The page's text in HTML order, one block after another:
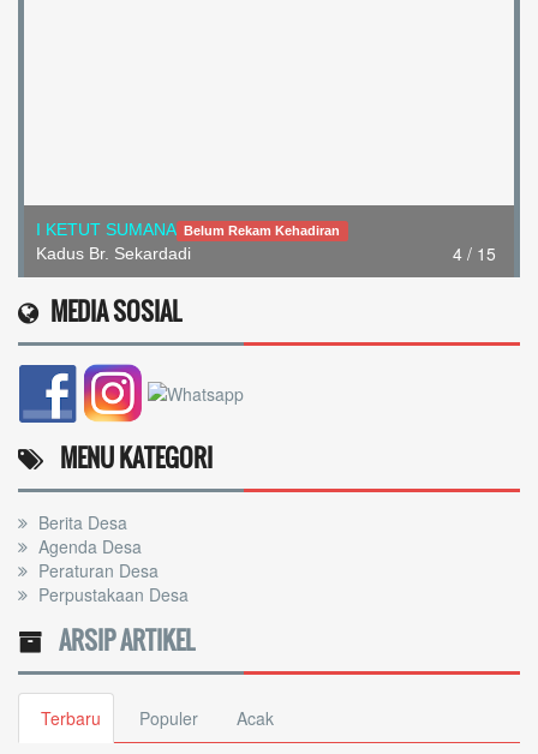
4 / 15
I KETUT SUMANA Belum Rekam Kehadiran
Kadus Br. Sekardadi
MEDIA SOSIAL
MENU KATEGORI
Berita Desa
Agenda Desa
Peraturan Desa
Perpustakaan Desa
ARSIP ARTIKEL
Terbaru Populer Acak